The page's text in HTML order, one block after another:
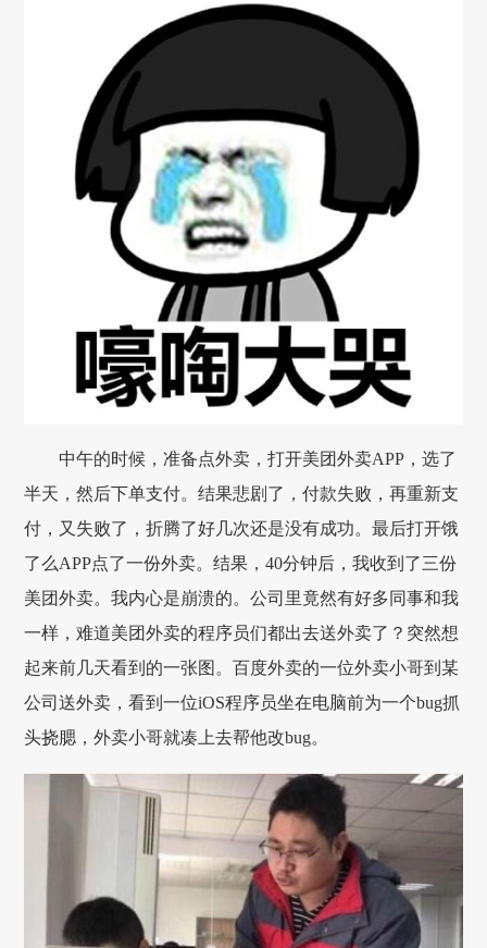
中午的时候，准备点外卖，打开美团外卖APP，选了
半天，然后下单支付。结果悲剧了，付款失败，再重新支
付，又失败了，折腾了好几次还是没有成功。最后打开饿
了么APP点了一份外卖。结果，40分钟后，我收到了三份
美团外卖。我内心是崩溃的。公司里竟然有好多同事和我
一样，难道美团外卖的程序员们都出去送外卖了？突然想
起来前几天看到的一张图。百度外卖的一位外卖小哥到某
公司送外卖，看到一位iOS程序员坐在电脑前为一个bug抓
头挠腮，外卖小哥就凑上去帮他改bug。